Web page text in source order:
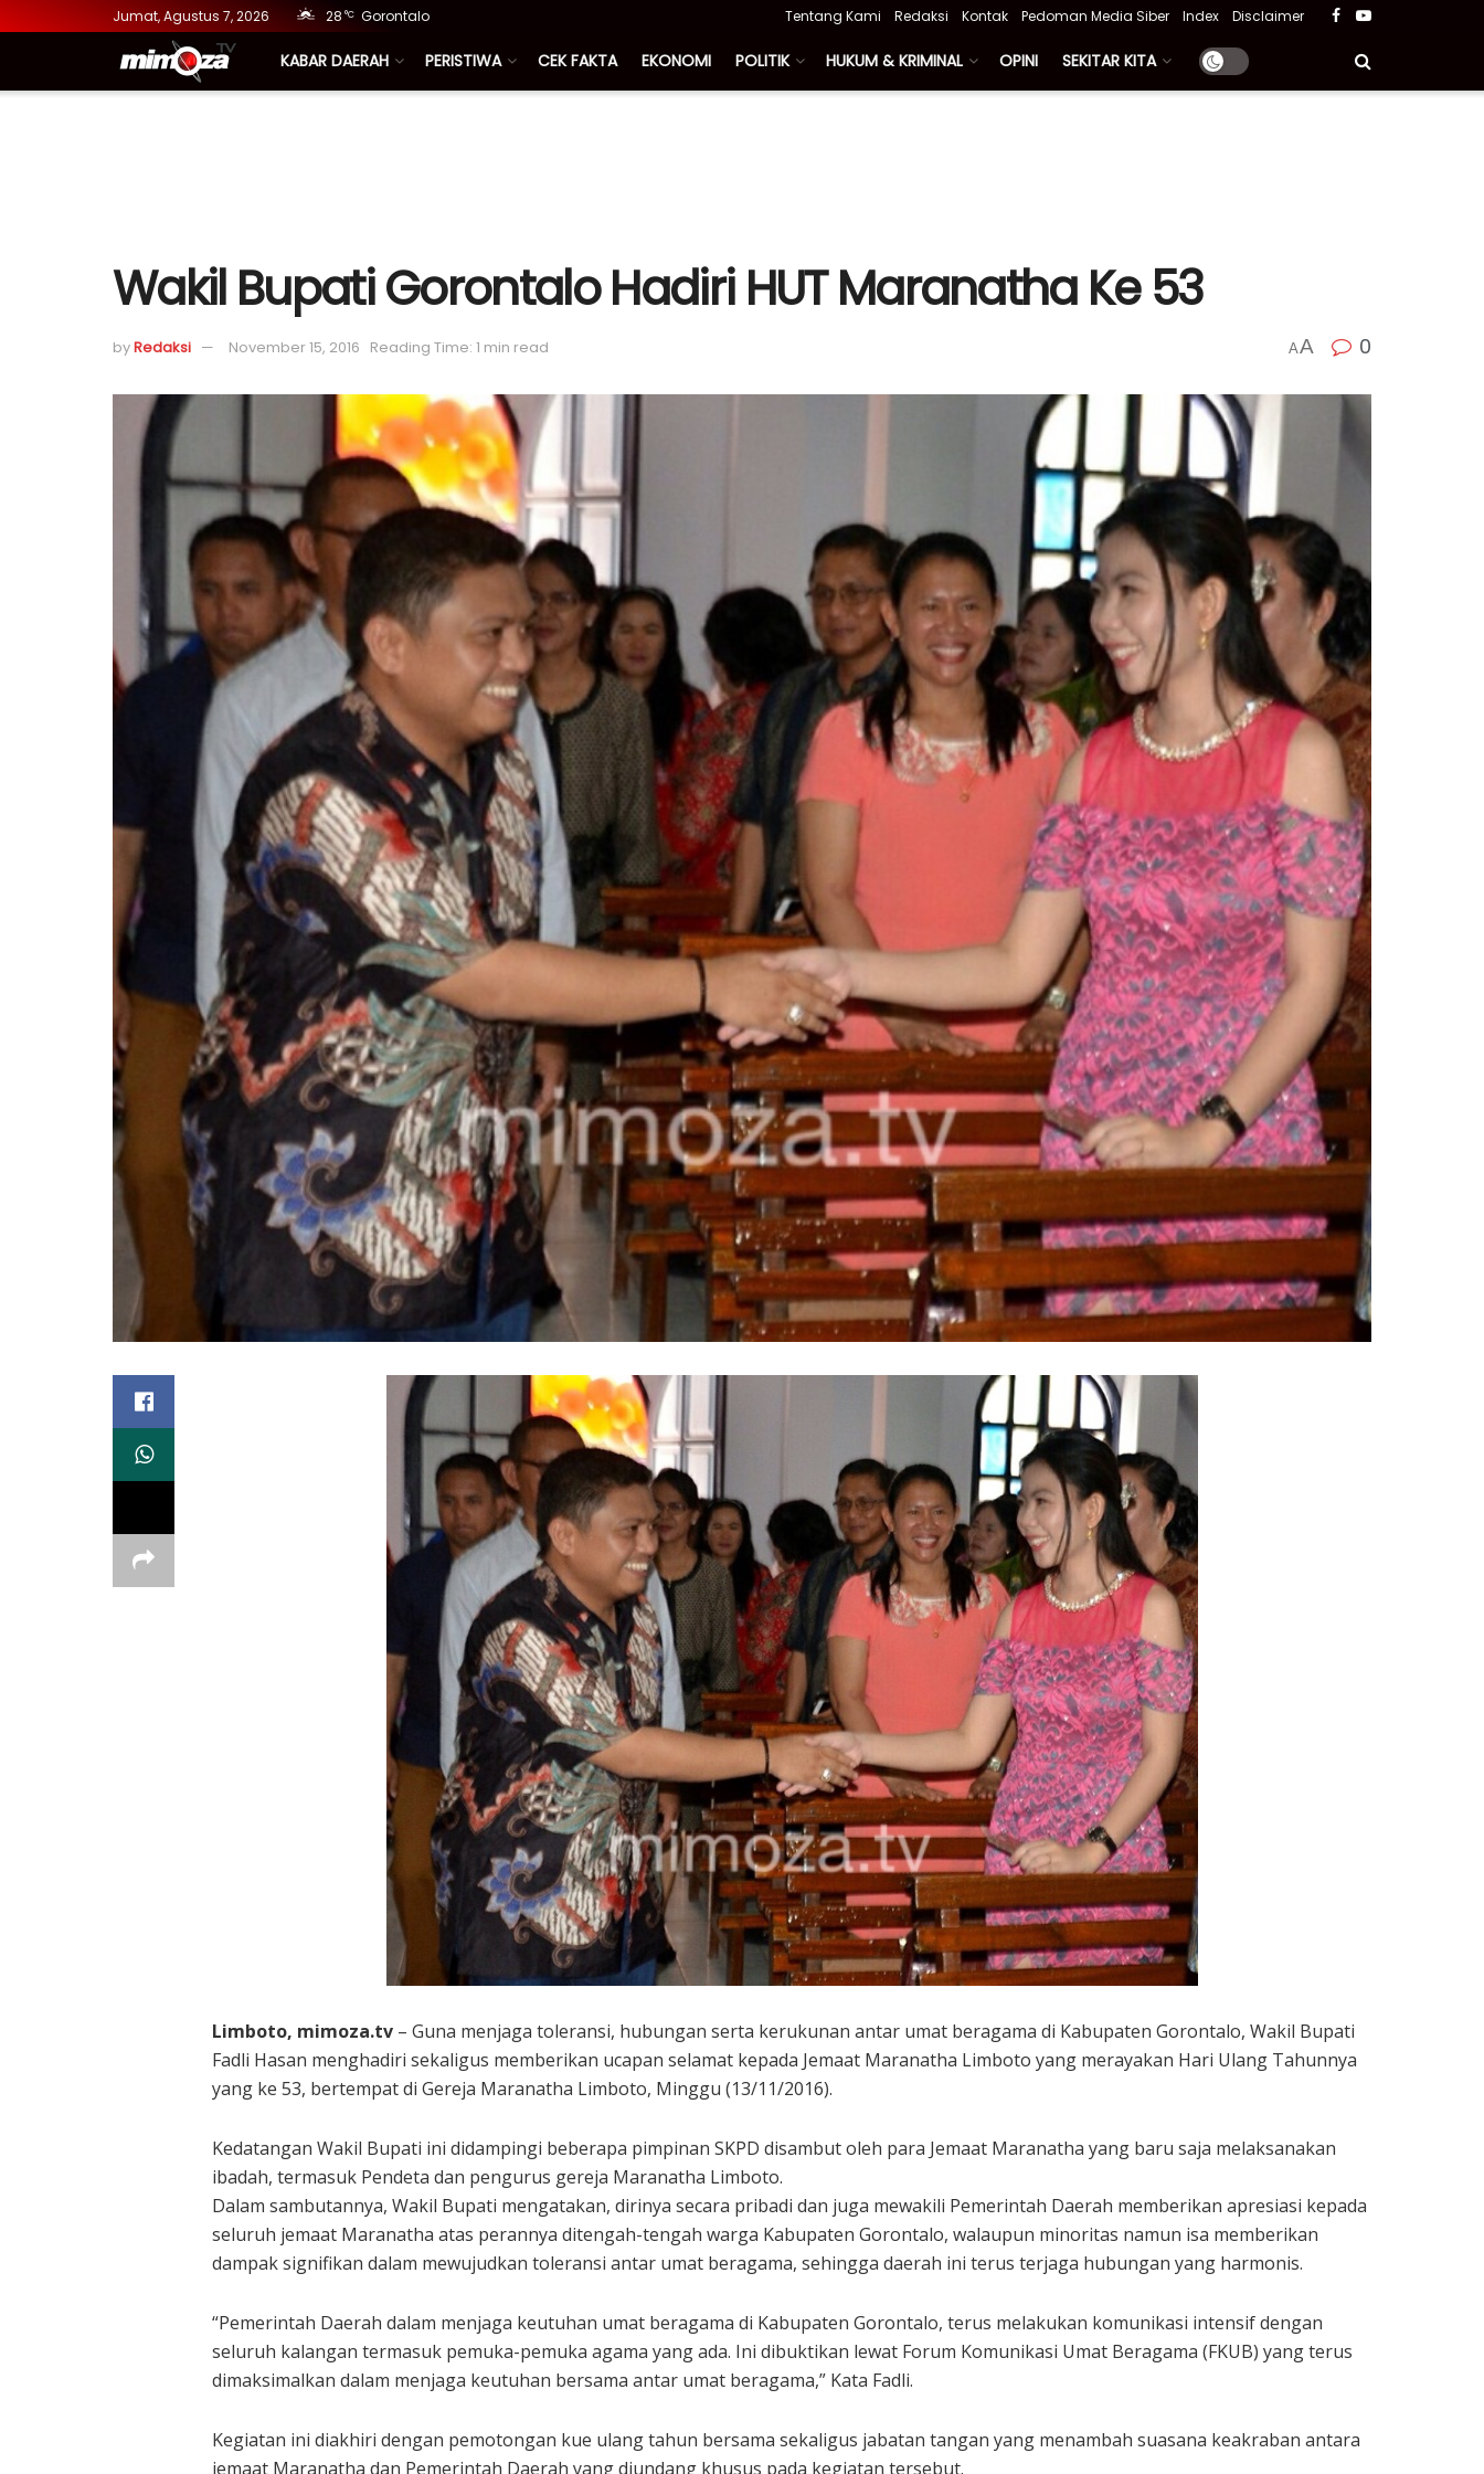
Jumat, Agustus 7, 2026 28 °C Gorontalo Tentang Kami Redaksi Kontak Pedoman Media Siber Index Disclaimer
KABAR DAERAH PERISTIWA CEK FAKTA EKONOMI POLITIK HUKUM & KRIMINAL OPINI SEKITAR KITA
Wakil Bupati Gorontalo Hadiri HUT Maranatha Ke 53
byRedaksi November 15, 2016 Reading Time: 1 min read AA 0
Limboto, mimoza.tv – Guna menjaga toleransi, hubungan serta kerukunan antar umat beragama di Kabupaten Gorontalo, Wakil Bupati
Fadli Hasan menghadiri sekaligus memberikan ucapan selamat kepada Jemaat Maranatha Limboto yang merayakan Hari Ulang Tahunnya
yang ke 53, bertempat di Gereja Maranatha Limboto, Minggu (13/11/2016).
Kedatangan Wakil Bupati ini didampingi beberapa pimpinan SKPD disambut oleh para Jemaat Maranatha yang baru saja melaksanakan
ibadah, termasuk Pendeta dan pengurus gereja Maranatha Limboto.
Dalam sambutannya, Wakil Bupati mengatakan, dirinya secara pribadi dan juga mewakili Pemerintah Daerah memberikan apresiasi kepada
seluruh jemaat Maranatha atas perannya ditengah-tengah warga Kabupaten Gorontalo, walaupun minoritas namun isa memberikan
dampak signifikan dalam mewujudkan toleransi antar umat beragama, sehingga daerah ini terus terjaga hubungan yang harmonis.
“Pemerintah Daerah dalam menjaga keutuhan umat beragama di Kabupaten Gorontalo, terus melakukan komunikasi intensif dengan
seluruh kalangan termasuk pemuka-pemuka agama yang ada. Ini dibuktikan lewat Forum Komunikasi Umat Beragama (FKUB) yang terus
dimaksimalkan dalam menjaga keutuhan bersama antar umat beragama,” Kata Fadli.
Kegiatan ini diakhiri dengan pemotongan kue ulang tahun bersama sekaligus jabatan tangan yang menambah suasana keakraban antara
jemaat Maranatha dan Pemerintah Daerah yang diundang khusus pada kegiatan tersebut.